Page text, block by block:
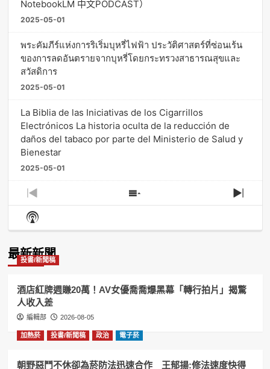
NotebookLM 中文PODCAST）
2025-05-01
พระคัมภีร์แห่งการริเริ่มบุหรี่ไฟฟ้า ประวัติศาสตร์ที่ซ่อนเร้น
ของการลดอันตรายจากบุหรี่โดยกระทรวงสาธารณสุขและ
สวัสดิการ
2025-05-01
La Biblia de las Iniciativas de los Cigarrillos
Electrónicos La historia oculta de la reducción de
daños del tabaco por parte del Ministerio de Salud y
Bienestar
2025-05-01
Previous
Episode
Show
Episodes
Next
Show
Podcast
最新新聞
投書/新聞稿
酒店紅牌週賺20萬！AV女優喬喬爆黑幕「轉行拍片」揭驚
人收入差
編輯部 2026-08-05
加熱菸 投書/新聞稿 政治 電子菸
朝野惡鬥不休卻為菸防法迅速合作 王郁揚:修法速度快得